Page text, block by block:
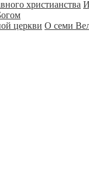
О семи